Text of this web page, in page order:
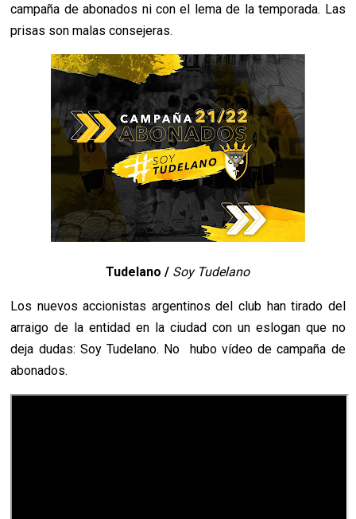
campaña de abonados ni con el lema de la temporada. Las
prisas son malas consejeras.
Tudelano / Soy Tudelano
Los nuevos accionistas argentinos del club han tirado del
arraigo de la entidad en la ciudad con un eslogan que no
deja dudas: Soy Tudelano. No hubo vídeo de campaña de
abonados.